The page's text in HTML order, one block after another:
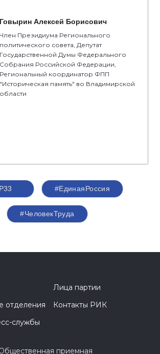
Говырин Алексей Борисович
Член Президиума Регионального
политического совета, Депутат
Государственной Думы Федерального
Собрания Российской Федерации,
Региональный координатор ФПП
"Историческая память" во Владимирской
области
#‎ЕдинаяРоссия
#ЧеловекТруда
Лица партии
отделения
Контакты РИК
службы
приемная